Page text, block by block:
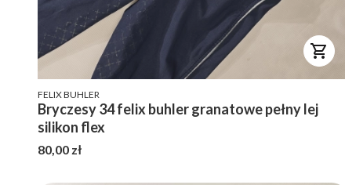
PRODUCENT
FELIX BUHLER
Bryczesy 34 felix buhler granatowe pełny lej
silikon flex
Cena
80,00 zł